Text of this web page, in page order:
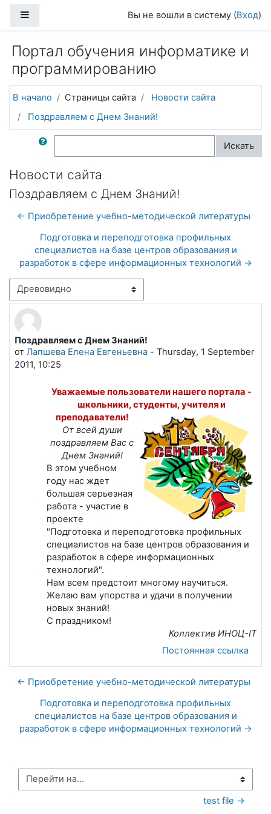
Вы не вошли в систему (Вход)
Портал обучения информатике и
программированию
В начало Страницы сайта
Новости сайта
Поздравляем с Днем Знаний!
Поиск по форумам Искать
Новости сайта
Поздравляем с Днем Знаний!
← Приобретение учебно-методической литературы
Подготовка и переподготовка профильных
специалистов на базе центров образования и
разработок в сфере информационных технологий →
Режим отображения
Поздравляем с Днем Знаний!
от Лапшева Елена Евгеньевна - Thursday, 1 September
2011, 10:25
Количество ответов: 0
Уважаемые пользователи нашего портала -
школьники, студенты,учителя и
преподаватели!
От всей души
поздравляем Вас с
Днем Знаний!
В этом учебном
году нас ждет
большая серьезная
работа - участие в
проекте
"Подготовка и переподготовка профильных
специалистов на базе центров образования и
разработок в сфере информационных
технологий".
Нам всем предстоит многому научиться.
Желаю вам упорства и удачи в получении
новых знаний!
С праздником!
Коллектив ИНОЦ-IT
Постоянная ссылка
← Приобретение учебно-методической литературы
Подготовка и переподготовка профильных
специалистов на базе центров образования и
разработок в сфере информационных технологий →
Перейти на...
test file →